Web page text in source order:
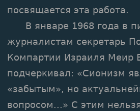
посвящается эта работа.
В январе 1968 года в
журналистам секретарь
Компартии Израиля Меир
подчеркивал: «Сионизм
«забытым», но
вопросом...» С этим